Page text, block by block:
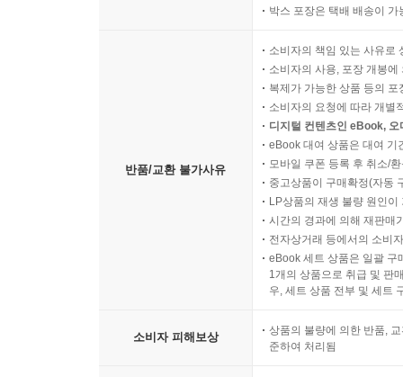
박스 포장은 택배 배송이
반품/교환 불가사유
소비자의 책임 있는 사유로
소비자의 사용, 포장 개봉
복제가 가능한 상품 등의
소비자의 요청에 따라 개별
디지털 컨텐츠인 eBook,
eBook 대여 상품은 대여 기
모바일 쿠폰 등록 후 취소/
중고상품이 구매확정(자동
LP상품의 재생 불량 원인
시간의 경과에 의해 재판매
전자상거래 등에서의 소비
eBook 세트 상품은 일괄 구
1개의 상품으로 취급 및 판
우, 세트 상품 전부 및 세트
소비자 피해보상
상품의 불량에 의한 반품,
준하여 처리됨